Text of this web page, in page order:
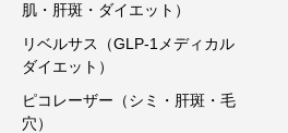
肌・肝斑・ダイエット）
リベルサス（GLP-1メディカル
ダイエット）
ピコレーザー（シミ・肝斑・毛
穴）